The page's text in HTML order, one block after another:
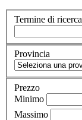
Termine di ricerca
Provincia
Prezzo
Minimo
Massimo